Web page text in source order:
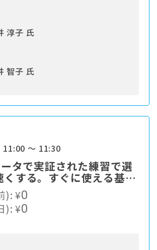
淳子 氏
智子 氏
～ 11:30
ータで実証された練習で選
くする。すぐに使える基本
す。
):¥0
):¥0